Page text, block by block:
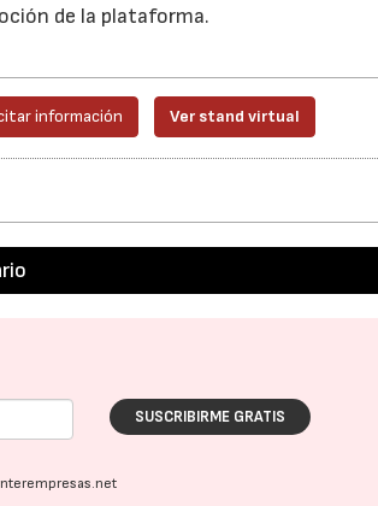
de la plataforma.
información Ver stand virtual
SUSCRIBIRME GRATIS